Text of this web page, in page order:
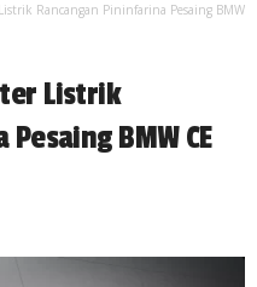
Rancangan Pininfarina Pesaing BMW
Listrik
BMW CE